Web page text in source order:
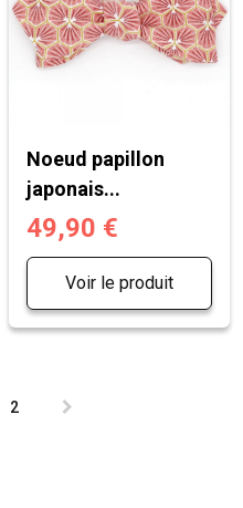
Noeud papillon
japonais...
49,90 €
Voir le produit
2